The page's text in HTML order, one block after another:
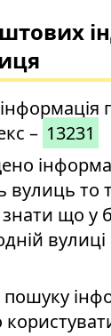
– 13231
вулиць то
що у